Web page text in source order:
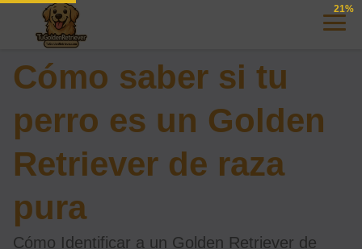
21%
Cómo saber si tu
perro es un Golden
Retriever de raza
pura
Cómo Identificar a un Golden Retriever de